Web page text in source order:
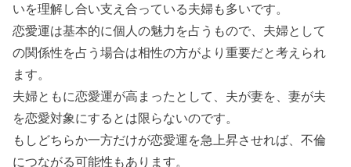
いを理解し合い支え合っている夫婦も多いです。
恋愛運は基本的に個人の魅力を占うもので、夫婦として
の関係性を占う場合は相性の方がより重要だと考えられ
ます。
夫婦ともに恋愛運が高まったとして、夫が妻を、妻が夫
を恋愛対象にするとは限らないのです。
もしどちらか一方だけが恋愛運を急上昇させれば、不倫
につながる可能性もあります。